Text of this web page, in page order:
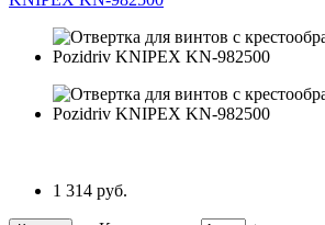
1 314 руб.